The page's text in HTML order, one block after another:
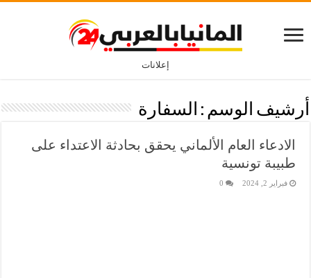
إعلانات
أرشيف الوسم : السفارة
الادعاء العام الألماني يحقق بحادثة الاعتداء على
طبيبة تونسية
فبراير 2, 2024 0